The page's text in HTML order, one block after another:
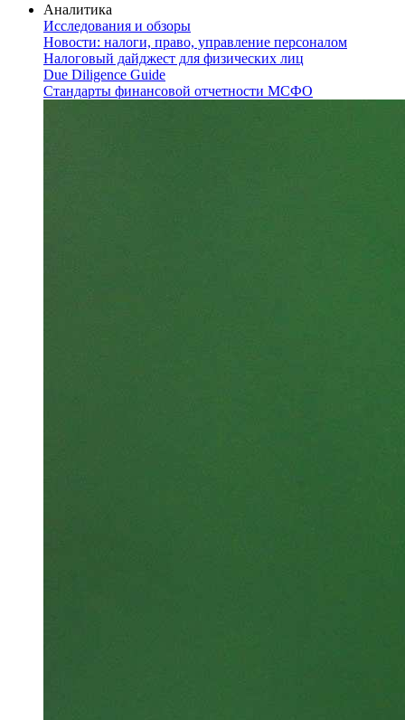
Аналитика
Исследования и обзоры
Новости: налоги, право, управление персоналом
Налоговый дайджест для физических лиц
Due Diligence Guide
Стандарты финансовой отчетности МСФО